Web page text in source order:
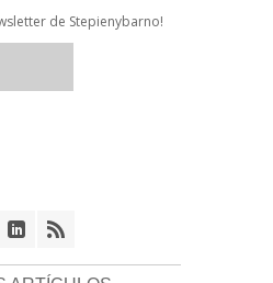
de Stepienybarno!